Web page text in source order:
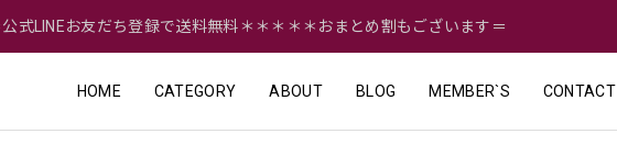
式LINEお友だち登録で送料無料＊＊＊＊＊おまとめ割もございます＝
HOME CATEGORY ABOUT BLOG MEMBER`S CONTACT